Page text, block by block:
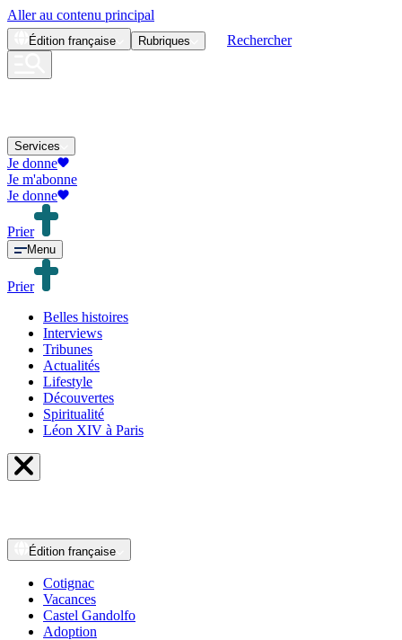
Aller au contenu principal
Édition française Rubriques Rechercher
Services
Je donne
Je m'abonne
Je donne
Prier
Menu
Prier
Belles histoires
Interviews
Tribunes
Actualités
Lifestyle
Découvertes
Spiritualité
Léon XIV à Paris
Édition française
Cotignac
Vacances
Castel Gandolfo
Adoption